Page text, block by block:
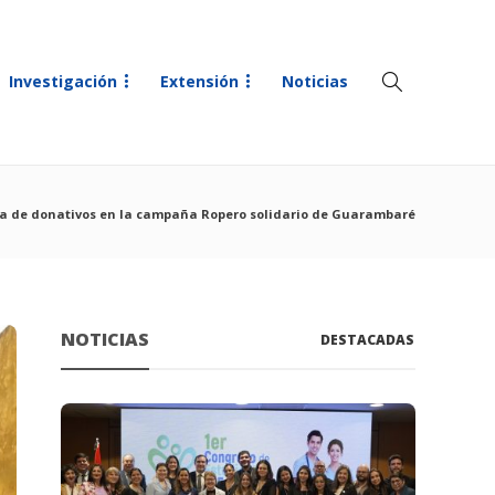
Investigación Extensión Noticias
de donativos en la campaña Ropero solidario de Guarambaré
NOTICIAS DESTACADAS